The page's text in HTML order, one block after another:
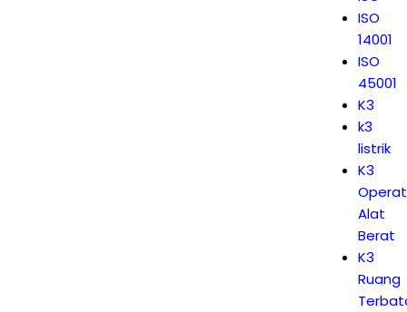
ISO
14001
ISO
45001
K3
k3
listrik
K3
Alat
Berat
K3
Ruang